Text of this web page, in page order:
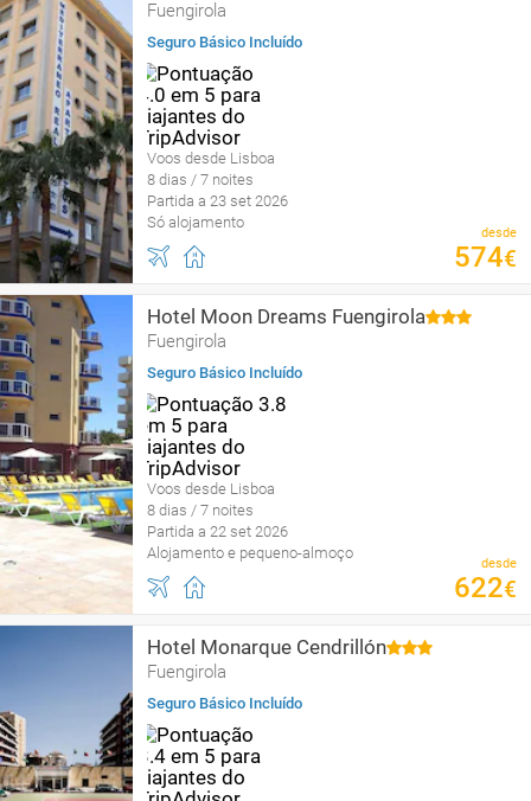
Fuengirola
Seguro Básico Incluído
Voos desde Lisboa
8 dias / 7 noites
Partida a 23 set 2026
Só alojamento
desde
574€
Hotel Moon Dreams Fuengirola
Fuengirola
Seguro Básico Incluído
Voos desde Lisboa
8 dias / 7 noites
Partida a 22 set 2026
Alojamento e pequeno-almoço
desde
622€
Hotel Monarque Cendrillón
Fuengirola
Seguro Básico Incluído